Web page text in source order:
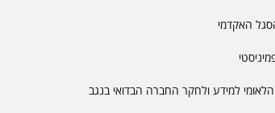
האקדמי
למידע ולחקר החברה הבדואי בנגב